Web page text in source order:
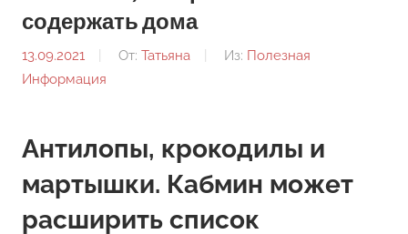
содержать дома
13.09.2021 От: Татьяна Из: Полезная
Информация
Антилопы, крокодилы и
мартышки. Кабмин может
расширить список